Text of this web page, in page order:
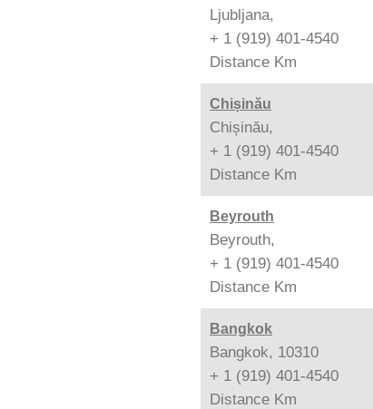
Ljubljana,
+ 1 (919) 401-4540
Distance Km
Chișinău
Chișinău,
+ 1 (919) 401-4540
Distance Km
Beyrouth
Beyrouth,
+ 1 (919) 401-4540
Distance Km
Bangkok
Bangkok, 10310
+ 1 (919) 401-4540
Distance Km